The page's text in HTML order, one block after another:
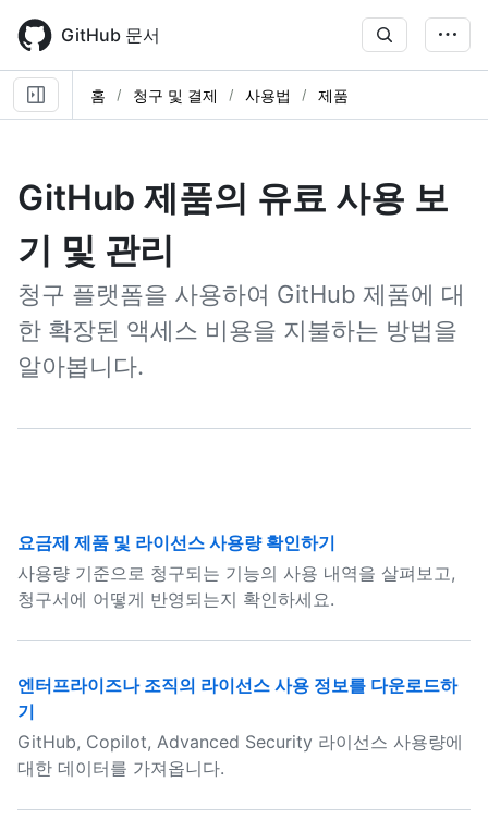
main
content
GitHub 문서
홈 청구 및 결제 사용법 제품
GitHub 제품의 유료 사용 보
기 및 관리
청구 플랫폼을 사용하여 GitHub 제품에 대
한 확장된 액세스 비용을 지불하는 방법을
알아봅니다.
요금제 제품 및 라이선스 사용량 확인하기
사용량 기준으로 청구되는 기능의 사용 내역을 살펴보고,
청구서에 어떻게 반영되는지 확인하세요.
엔터프라이즈나 조직의 라이선스 사용 정보를 다운로드하
기
GitHub, Copilot, Advanced Security 라이선스 사용량에
대한 데이터를 가져옵니다.